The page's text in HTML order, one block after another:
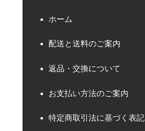
ホーム
配送と送料のご案内
返品・交換について
お支払い方法のご案内
特定商取引法に基づく表記